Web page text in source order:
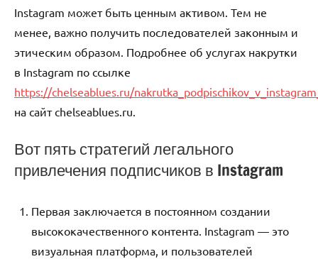
Instagram может быть ценным активом. Тем не
менее, важно получить последователей законным и
этическим образом. Подробнее об услугах накрутки
в Instagram по ссылке
https://chelseablues.ru/
на сайт chelseablues.ru.
Вот пять стратегий легального
привлечения подписчиков в Instagram
Первая заключается в постоянном создании
высококачественного контента. Instagram — это
визуальная платформа, и пользователей